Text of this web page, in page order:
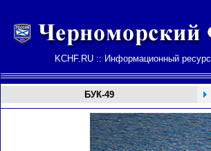
KCHF.RU :: Информационный ресурс
БУК-49